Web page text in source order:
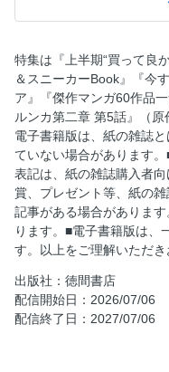
【大特集】上半期“買
勝つ！
【大特集】上半期“
ガジェット部門
【大特集】上半期“買
【大特集】上半期“買
門
【大特集】上半期“買
イル・趣味部門
大人の物欲を刺激す
リスト
高機能サンダル＆ス
駆け抜ける注目の44足
特集は『上半期“買って良
＆スニーカーBook』『今
ア』『傑作マンガ60作品
ルンカ第二章 第5話』（
電子書籍版は、紙の雑誌
ていない場合があります
表記は、紙の雑誌購入者
賞、プレゼント等、紙の
記事がある場合がありま
ります。■電子書籍版は、
す。以上をご理解いただき
出版社：徳間書店
配信開始日：2026/07/06
配信終了日：2027/07/06